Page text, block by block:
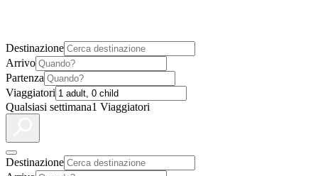
Destinazione
Arrivo
Partenza
Viaggiatori
Qualsiasi settimana1 Viaggiatori
Destinazione